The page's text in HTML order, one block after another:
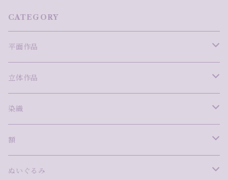
CATEGORY
平面作品
版画
安藤真司
岩田圭音
ミクストメディア
ima
尾崎拓磨
絵画
青木愛弓
写真
立体作品
ガラス
泉澤千景
沖中彩花
陶
Ame to Mori
磁器
染織
西村柊成
藤田望愛
額
WAM FRAME INFINITY
ぬいぐるみ